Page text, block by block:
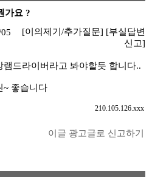
가요 ?
[이의제기/추가질문] [부실답변
신고]
드라이버라고 봐야할듯 합니다..
~ 좋습니다
210.105.126.xxx
이글 광고글로 신고하기